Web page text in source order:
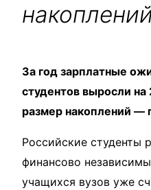
За год зарплатные
студентов выросли
размер накоплений —
Российские студенты
финансово
учащихся вузов уже